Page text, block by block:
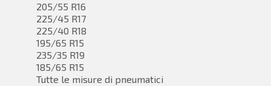
205/55 R16
225/45 R17
225/40 R18
195/65 R15
235/35 R19
185/65 R15
Tutte le misure di pneumatici